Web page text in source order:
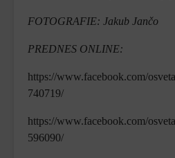
FOTOGRAFIE: Jakub Jančo
PREDNES ONLINE:
https://www.facebook.com/
740719/
https://www.facebook.com/
596090/